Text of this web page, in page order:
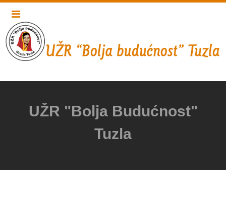
UŽR "Bolja Budućnost"
Tuzla